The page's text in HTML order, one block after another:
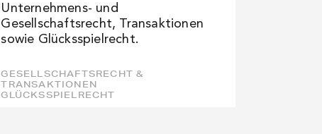
Unternehmens- und
Gesellschaftsrecht, Transaktionen
sowie Glücksspielrecht.
GESELLSCHAFTSRECHT &
TRANSAKTIONEN
GLÜCKSSPIELRECHT